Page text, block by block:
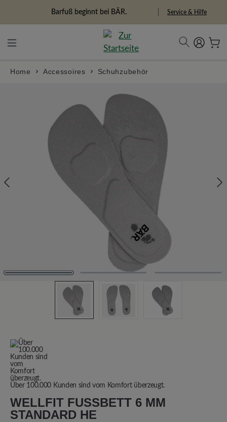
Barfuß beginnt bei BÄR. Service & Hilfe
Home Accessoires Schuhzubehör
Über 100.000 Kunden sind vom Komfort überzeugt.
WELLFIT FUSSBETT 6 MM S
TANDARD HE